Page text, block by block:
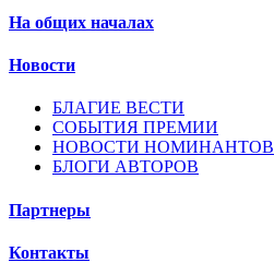
На общих началах
Новости
БЛАГИЕ ВЕСТИ
СОБЫТИЯ ПРЕМИИ
НОВОСТИ НОМИНАНТОВ
БЛОГИ АВТОРОВ
Партнеры
Контакты